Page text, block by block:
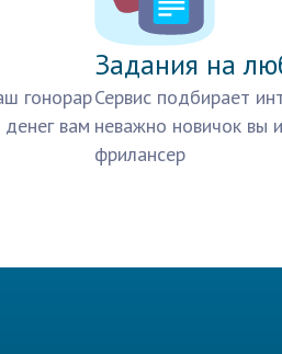
гонорар
вам
Задания на
Сервис подбирает
неважно новичок вы
фрилансер